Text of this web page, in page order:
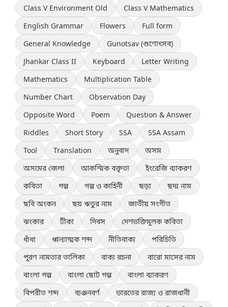
Class V Environment Old
Class V Mathematics
English Grammar
Flowers
Full form
General Knowledge
Gunotsav (গুণোৎসব)
Jhankar Class II
Keyboard
Letter Writing
Mathematics
Multiplication Table
Number Chart
Observation Day
Opposite Word
Poem
Question & Answer
Riddles
Short Story SSA
SSA Assam
Tool
Translation অনুবাদ
অসম
অসমের জেলা
আকস্মিক বক্তৃতা
ইংরেজি ব্যাকরণ
কবিতা
গল্প গল্প ও কাহিনী ছড়া
ছদ্ম নাম
ছবি অংকন
ছয় ঋতুর নাম
জাতীয় সংগীত
ঝংকার
টীকা দিবস
দেশভক্তিমূলক কবিতা
ধাঁধা
ধ্বন্যাত্মক শব্দ নীতিবাক্য
পরিচিতি
পূরণ নামতার তালিকা
বাক্য রচনা
বারো মাসের নাম
বাংলা গল্প
বাংলা ছোট গল্প
বাংলা ব্যাকরণ
বিপরীত শব্দ
ব্যঞ্জনবর্ণ
ভারতের রাজ্য ও রাজধানী